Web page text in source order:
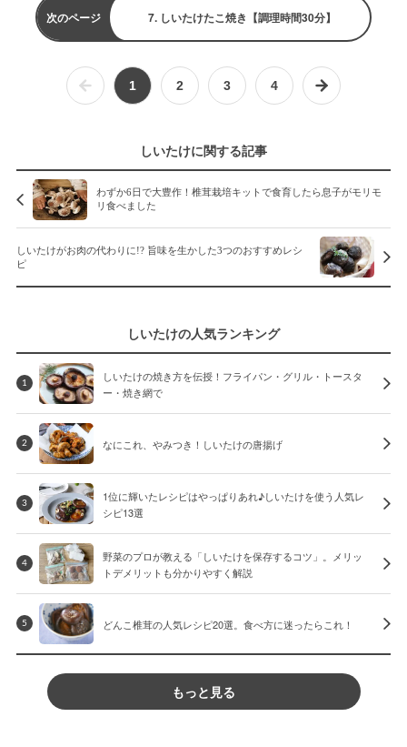
次のページ 7. しいたけたこ焼き【調理時間30分】
1 2 3 4
しいたけに関する記事
わずか6日で大豊作！椎茸栽培キットで食育したら息子がモリモ
リ食べました
しいたけがお肉の代わりに!? 旨味を生かした3つのおすすめレシ
ピ
しいたけの人気ランキング
1
しいたけの焼き方を伝授！フライパン・グリル・トースタ
ー・焼き網で
2 なにこれ、やみつき！しいたけの唐揚げ
3
1位に輝いたレシピはやっぱりあれ♪しいたけを使う人気レ
シピ13選
4
野菜のプロが教える「しいたけを保存するコツ」。メリッ
トデメリットも分かりやすく解説
5 どんこ椎茸の人気レシピ20選。食べ方に迷ったらこれ！
もっと見る